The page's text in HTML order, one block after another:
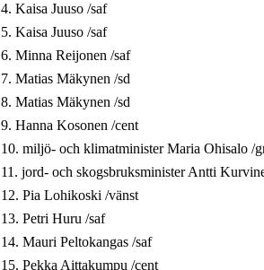
4. Kaisa Juuso /saf
5. Kaisa Juuso /saf
6. Minna Reijonen /saf
7. Matias Mäkynen /sd
8. Matias Mäkynen /sd
9. Hanna Kosonen /cent
10. miljö- och klimatminister Maria Ohisalo /
11. jord- och skogsbruksministerAntti
12. Pia Lohikoski /vänst
13. Petri Huru /saf
14. Mauri Peltokangas /saf
15. PekkaAittakumpu /cent